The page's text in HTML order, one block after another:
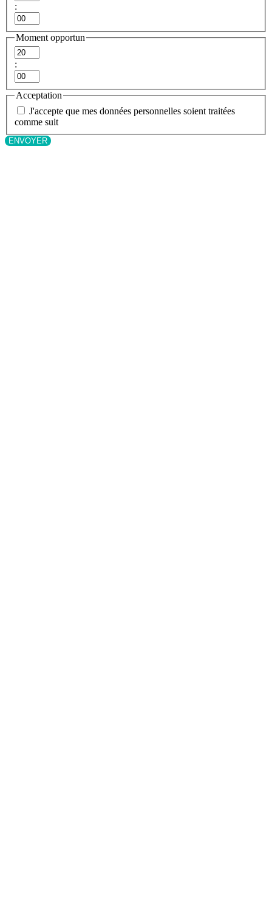
:
Minutes
Moment opportun
Heures
:
Minutes
Acceptation
J'accepte que mes données personnelles soient traitées
comme suit